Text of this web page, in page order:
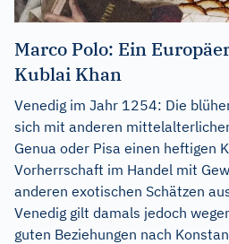
Marco Polo: Ein
Kublai Khan
Venedig im Jahr 1254: Die
sich mit anderen
Genua oder Pisa einen heftigen
Vorherrschaft im Handel mit
anderen exotischen Schätzen
Venedig gilt damals jedoch
guten Beziehungen nach